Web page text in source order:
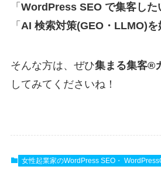
「 WordPress SEO で集客した
「 AI 検索対策(GEO・LLMO)を
そんな方は、ぜひ集まる集客®
してみてくださいね！
女性起業家のWordPress SEO・